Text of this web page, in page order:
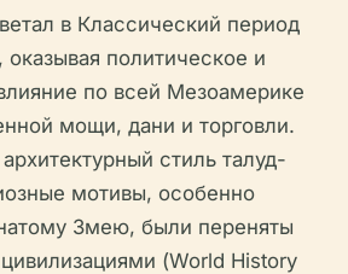
в Классический период
оказывая политическое и
по всей Мезоамерике
мощи, дани и торговли.
стиль талуд-
мотивы, особенно
Змею, были переняты
(World History